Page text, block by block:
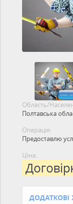
Область/
Полтавська
Операція:
Предоставлю
Ціна:
ДОДАТКОВІ